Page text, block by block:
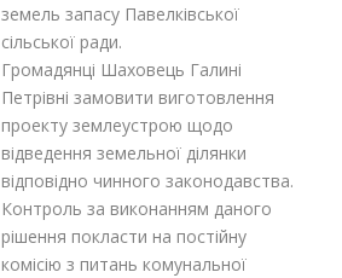
земель запасу Павелківської
сільської ради.
Громадянці Шаховець Галині
Петрівні замовити виготовлення
проекту землеустрою щодо
відведення земельної ділянки
відповідно чинного законодавства.
Контроль за виконанням даного
рішення покласти на постійну
комісію з питань комунальної